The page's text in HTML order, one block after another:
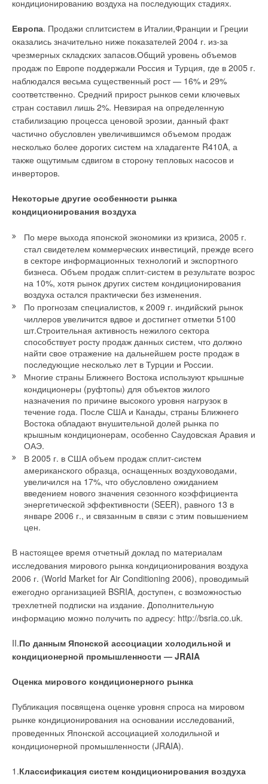
кондиционированию воздуха на последующих стадиях.
Европа. Продажи сплитсистем в Италии,Франции и Греции
оказались значительно ниже показателей 2004 г. из-за
чрезмерных складских запасов.Общий уровень объемов
продаж по Европе поддержали Россия и Турция, где в 2005 г.
наблюдался весьма существенный рост — 16% и 29%
соответственно. Средний прирост рынков семи ключевых
стран составил лишь 2%. Невзирая на определенную
стабилизацию процесса ценовой эрозии, данный факт
частично обусловлен увеличившимся объемом продаж
несколько более дорогих систем на хладагенте R410A, а
также ощутимым сдвигом в сторону тепловых насосов и
инверторов.
Некоторые другие особенности рынка
кондиционирования воздуха
По мере выхода японской экономики из кризиса, 2005 г.
стал свидетелем коммерческих инвестиций, прежде всего
в секторе информационных технологий и экспортного
бизнеса. Объем продаж сплит-систем в результате возрос
на 10%, хотя рынок других систем кондиционирования
воздуха остался практически без изменения.
По прогнозам специалистов, к 2009 г. индийский рынок
чиллеров увеличится вдвое и достигнет отметки 5100
шт.Строительная активность нежилого сектора
способствует росту продаж данных систем, что должно
найти свое отражение на дальнейшем росте продаж в
последующие несколько лет в Турции и России.
Многие страны Ближнего Востока используют крышные
кондиционеры (руфтопы) для объектов жилого
назначения по причине высокого уровня нагрузок в
течение года. После США и Канады, страны Ближнего
Востока обладают внушительной долей рынка по
крышным кондиционерам, особенно Саудовская Аравия и
ОАЭ.
В 2005 г. в США объем продаж сплит-систем
американского образца, оснащенных воздуховодами,
увеличился на 17%, что обусловлено ожиданием
введением нового значения сезонного коэффициента
энергетической эффективности (SEER), равного 13 в
январе 2006 г., и связанным в связи с этим повышением
цен.
В настоящее время отчетный доклад по материалам
исследования мирового рынка кондиционирования воздуха
2006 г. (World Market for Air Conditioning 2006), проводимый
ежегодно организацией BSRIA, доступен, с возможностью
трехлетней подписки на издание. Дополнительную
информацию можно получить по адресу: http://bsria.co.uk.
II.По данным Японской ассоциации холодильной и
кондиционерной промышленности — JRAIA
Оценка мирового кондиционерного рынка
Публикация посвящена оценке уровня спроса на мировом
рынке кондиционирования на основании исследований,
проведенных Японской ассоциацией холодильной и
кондиционерной промышленности (JRAIA).
1.Классификация систем кондиционирования воздуха
Уведомления отключены
Комментарии
В этой теме еще нет комментариев
Добавить комментарий
Ваше имя *
Ваш E-mail *